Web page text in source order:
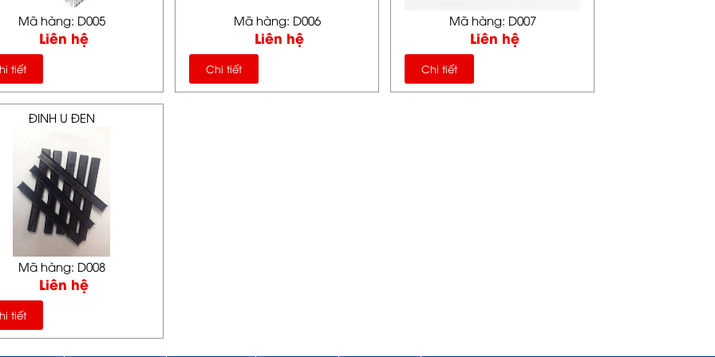
Mã hàng: D005
Liên hệ
tiết
Mã hàng: D006
Liên hệ
Chi tiết
Mã hàng: D007
Liên hệ
Chi tiết
ĐINH U ĐEN
Mã hàng: D008
Liên hệ
tiết